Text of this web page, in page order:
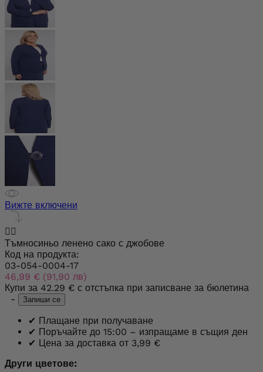
Вижте включени
 
Тъмносиньо ленено сако с джобове
Код на продукта:
03-054-0004-17
46,99 € (91,90 лв)
Купи за 42.29 € с отстъпка при записване за бюлетина
-
Запиши се
✔ Плащане при получаване
✔ Поръчайте до 15:00 – изпращаме в същия ден
✔ Цена за доставка от 3,99 €
Други цветове: